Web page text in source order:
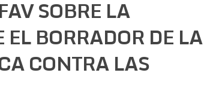
SOBRE LA
BORRADOR DE LA
CONTRA LAS